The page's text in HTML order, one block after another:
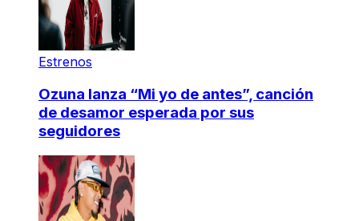
Estrenos
Ozuna lanza “Mi yo de antes”, canción
de desamor esperada por sus
seguidores